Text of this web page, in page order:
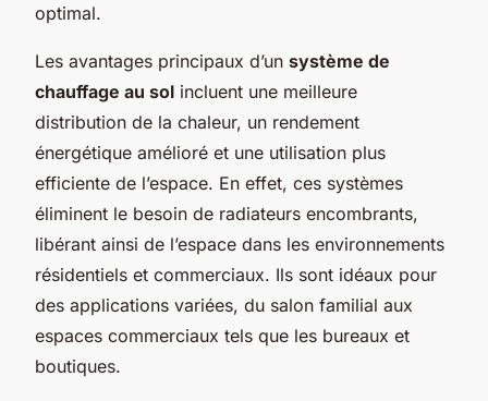
optimal.
Les avantages principaux d’un système de
chauffage au sol incluent une meilleure
distribution de la chaleur, un rendement
énergétique amélioré et une utilisation plus
efficiente de l’espace. En effet, ces systèmes
éliminent le besoin de radiateurs encombrants,
libérant ainsi de l’espace dans les environnements
résidentiels et commerciaux. Ils sont idéaux pour
des applications variées, du salon familial aux
espaces commerciaux tels que les bureaux et
boutiques.